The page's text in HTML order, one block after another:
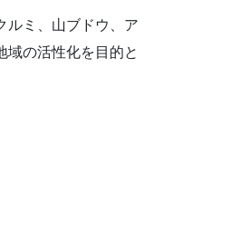
ルミ、山ブドウ、ア
域の活性化を目的と